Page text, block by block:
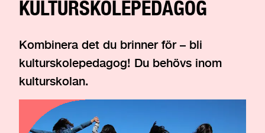
KULTURSKOLEPEDAGOG
Kombinera det du brinner för – bli
kulturskolepedagog! Du behövs inom
kulturskolan.